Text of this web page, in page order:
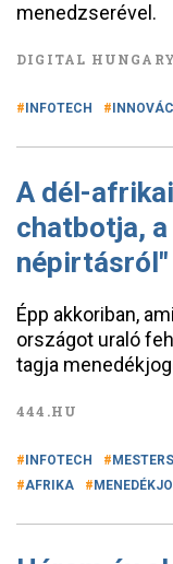
menedzserével.
DIGITAL HUNGARY
INFOTECH
A dél-
chatbotja,
népirtásról"
Épp akkoriban,
országot uraló
tagja
444.HU
INFOTECH
AFRIKA